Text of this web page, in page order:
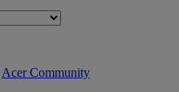
Acer Community